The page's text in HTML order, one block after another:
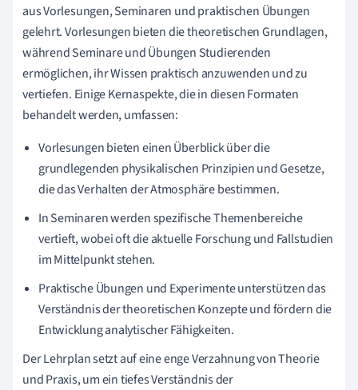
aus Vorlesungen, Seminaren und praktischen Übungen
gelehrt. Vorlesungen bieten die theoretischen Grundlagen,
während Seminare und Übungen Studierenden
ermöglichen, ihr Wissen praktisch anzuwenden und zu
vertiefen. Einige Kernaspekte, die in diesen Formaten
behandelt werden, umfassen:
Vorlesungen bieten einen Überblick über die
grundlegenden physikalischen Prinzipien und Gesetze,
die das Verhalten der Atmosphäre bestimmen.
In Seminaren werden spezifische Themenbereiche
vertieft, wobei oft die aktuelle Forschung und Fallstudien
im Mittelpunkt stehen.
Praktische Übungen und Experimente unterstützen das
Verständnis der theoretischen Konzepte und fördern die
Entwicklung analytischer Fähigkeiten.
Der Lehrplan setzt auf eine enge Verzahnung von Theorie
und Praxis, um ein tiefes Verständnis der